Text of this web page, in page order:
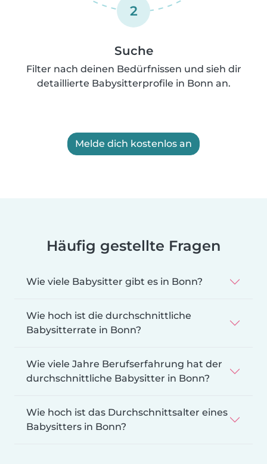
2
Suche
Filter nach deinen Bedürfnissen und sieh dir
detaillierte Babysitterprofile in Bonn an.
Melde dich kostenlos an
Häufig gestellte Fragen
Wie viele Babysitter gibt es in Bonn?
Wie hoch ist die durchschnittliche
Babysitterrate in Bonn?
Wie viele Jahre Berufserfahrung hat der
durchschnittliche Babysitter in Bonn?
Wie hoch ist das Durchschnittsalter eines
Babysitters in Bonn?